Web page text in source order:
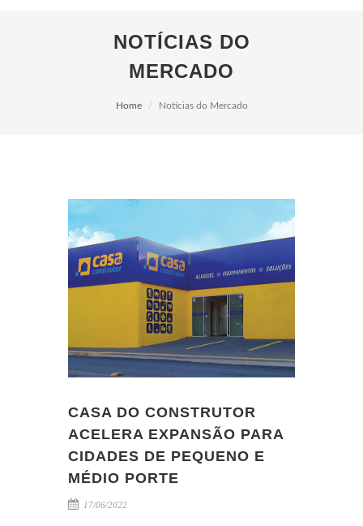
NOTÍCIAS DO
MERCADO
Home Notícias do Mercado
CASA DO CONSTRUTOR
ACELERA EXPANSÃO PARA
CIDADES DE PEQUENO E
MÉDIO PORTE
17/06/2022